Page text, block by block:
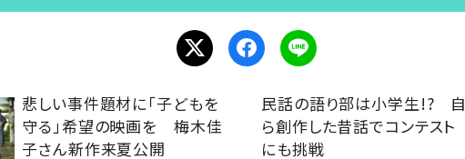
悲しい事件題材に「子どもを
守る」希望の映画を 梅木佳
子さん新作来夏公開
民話の語り部は小学生!? 自
ら創作した昔話でコンテスト
にも挑戦